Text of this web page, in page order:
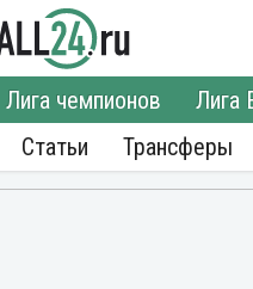
Лига чемпионов Лига
Статьи
Трансферы